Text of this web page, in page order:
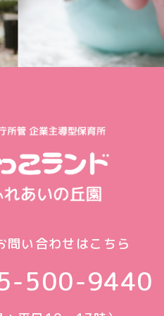
問い合わせはこちら
500-9440